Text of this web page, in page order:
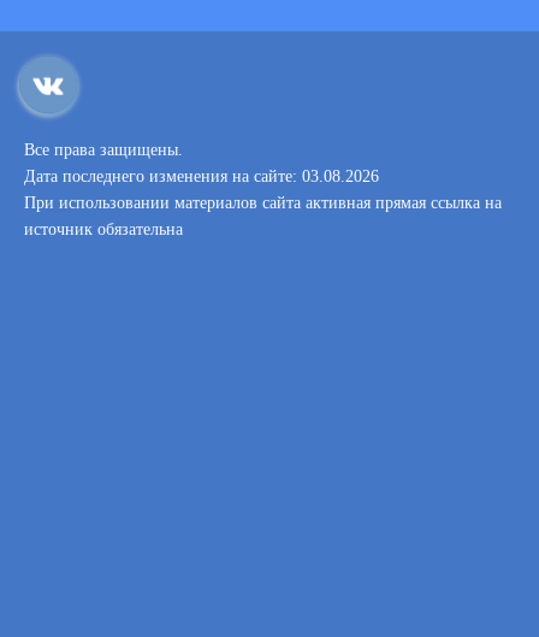
Все права защищены.
Дата последнего изменения на сайте: 03.08.2026
При использовании материалов сайта активная прямая ссылка на
источник обязательна